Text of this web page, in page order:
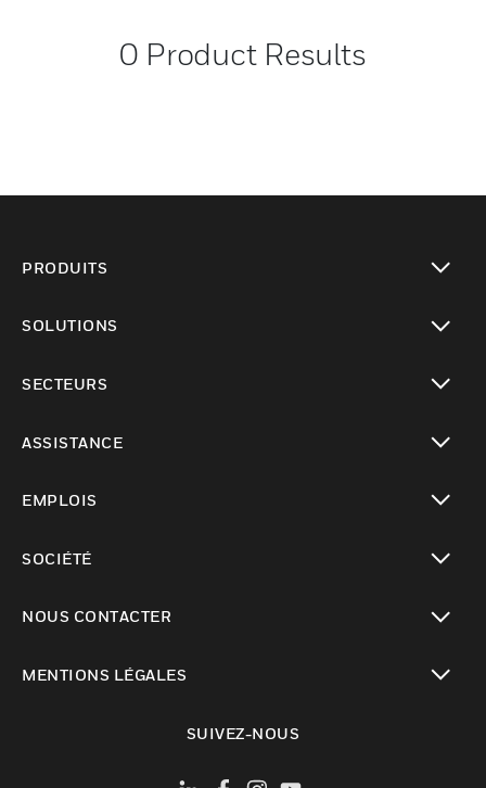
0 Product Results
PRODUITS
SOLUTIONS
SECTEURS
ASSISTANCE
EMPLOIS
SOCIÉTÉ
NOUS CONTACTER
MENTIONS LÉGALES
SUIVEZ-NOUS